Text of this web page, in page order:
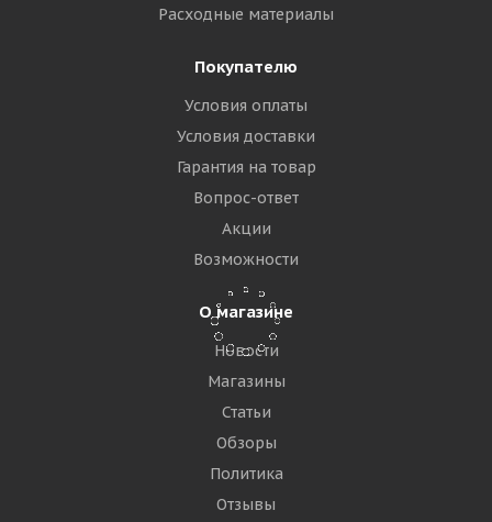
Exmile 200/50-10/6,50 Eclat premium Цельнолитая
Расходные материалы
Покупателю
Условия оплаты
Условия доставки
Гарантия на товар
Вопрос-ответ
Акции
Возможности
О магазине
Новости
Магазины
Статьи
Обзоры
Политика
Отзывы